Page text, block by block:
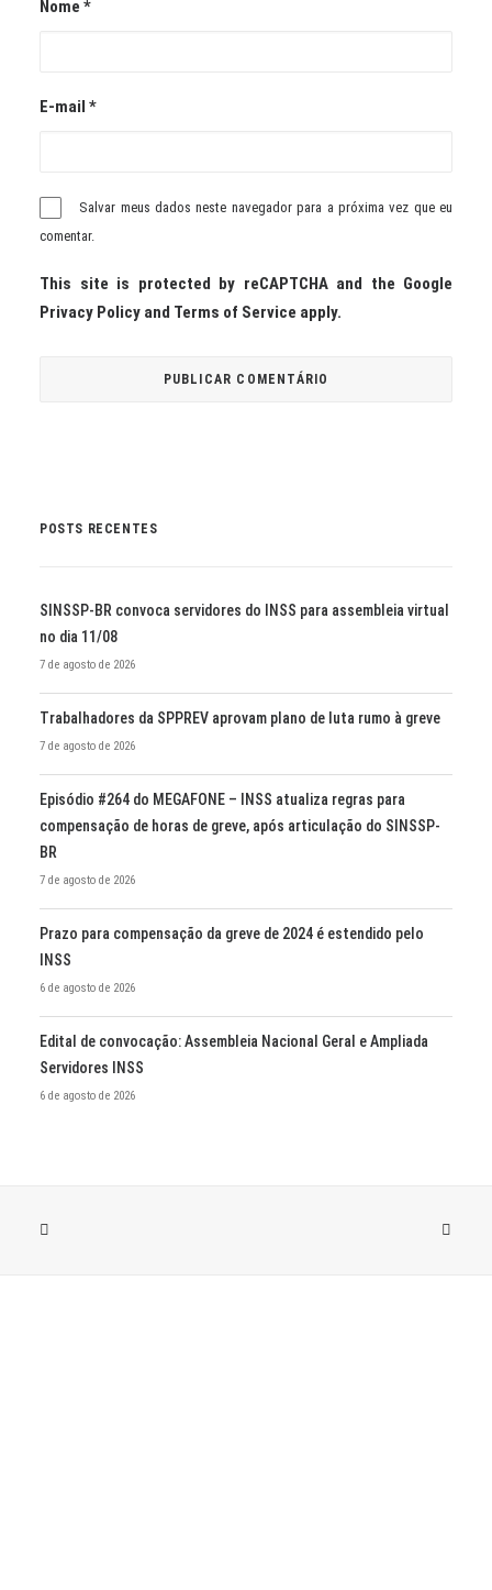
Nome *
E-mail *
Salvar meus dados neste navegador para a próxima vez que eu
comentar.
This site is protected by reCAPTCHA and the Google
Privacy Policy and Terms of Service apply.
POSTS RECENTES
SINSSP-BR convoca servidores do INSS para assembleia virtual
no dia 11/08
7 de agosto de 2026
Trabalhadores da SPPREV aprovam plano de luta rumo à greve
7 de agosto de 2026
Episódio #264 do MEGAFONE – INSS atualiza regras para
compensação de horas de greve, após articulação do SINSSP-
BR
7 de agosto de 2026
Prazo para compensação da greve de 2024 é estendido pelo
INSS
6 de agosto de 2026
Edital de convocação: Assembleia Nacional Geral e Ampliada
Servidores INSS
6 de agosto de 2026